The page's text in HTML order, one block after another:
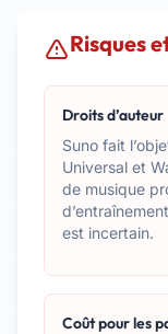
Risques
Droits d’auteur
Suno fait
Universal et
de musique
est incertain.
Coût pour les